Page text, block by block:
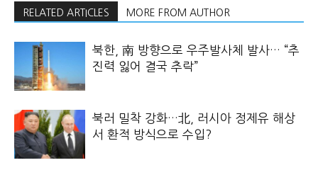
RELATED ARTICLES MORE FROM AUTHOR
북한, 南 방향으로 우주발사체 발사… “추
진력 잃어 결국 추락”
북러 밀착 강화…北, 러시아 정제유 해상
서 환적 방식으로 수입?